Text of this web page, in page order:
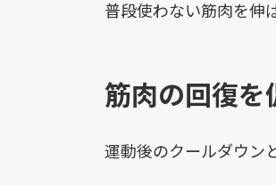
普段使わない筋肉を伸
筋肉の回復を
運動後のクールダウン